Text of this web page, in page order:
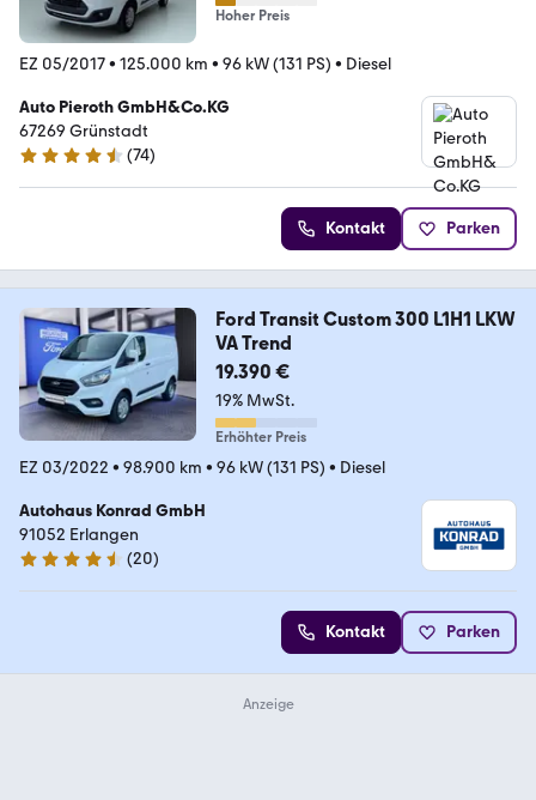
Hoher Preis
EZ 05/2017• 125.000 km • 96 kW (131 PS) • Diesel
Auto Pieroth GmbH&Co.KG
67269 Grünstadt
4.6 Sterne
(74)
Kontakt Parken
Ford Transit Custom 300 L1H1 LKW
VA Trend
19.390 €
19% MwSt.
Erhöhter Preis
EZ 03/2022 • 98.900 km • 96 kW (131 PS) • Diesel
Autohaus Konrad GmbH
91052 Erlangen
4.7 Sterne
(20)
Kontakt Parken